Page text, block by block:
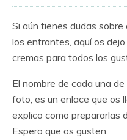
Si aún tienes dudas
los entrantes, aquí os
cremas para todos los
El nombre de cada una
foto, es un enlace que os
explico como prepararlas
Espero que os gusten.